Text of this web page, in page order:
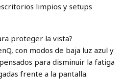
limpios y setups
proteger la vista?
con modos de baja luz azul y
para disminuir la fatiga
frente a la pantalla.